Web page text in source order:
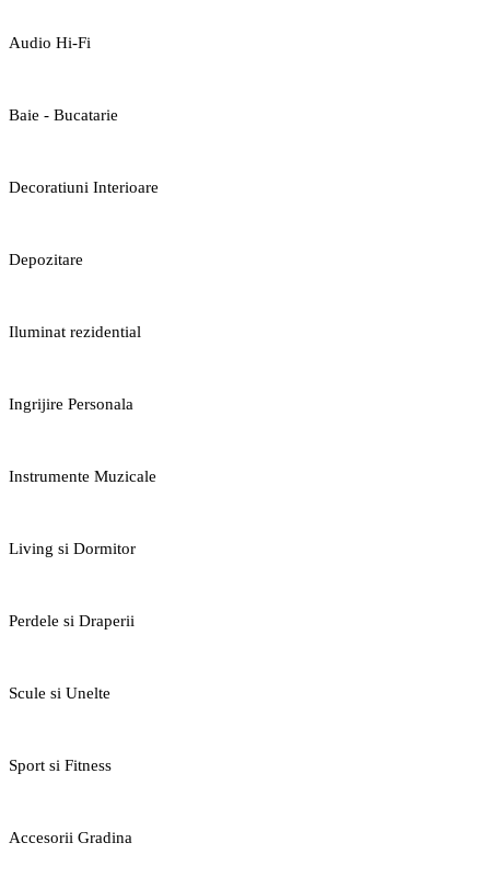
Audio Hi-Fi
Baie - Bucatarie
Decoratiuni Interioare
Depozitare
Iluminat rezidential
Ingrijire Personala
Instrumente Muzicale
Living si Dormitor
Perdele si Draperii
Scule si Unelte
Sport si Fitness
Accesorii Gradina